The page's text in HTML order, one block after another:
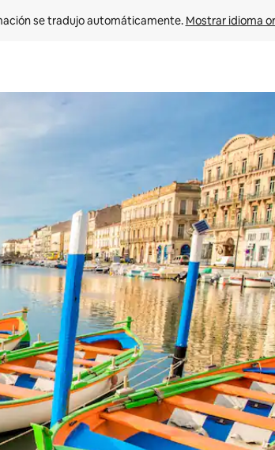
se tradujo automáticamente. Mostrar idioma
hacia arriba y hacia abajo o explorá